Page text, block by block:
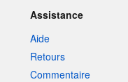
Assistance
Aide
Retours
Commentaire